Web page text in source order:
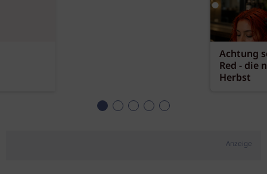
Achtung
Red - die
Herbst
Anzeige